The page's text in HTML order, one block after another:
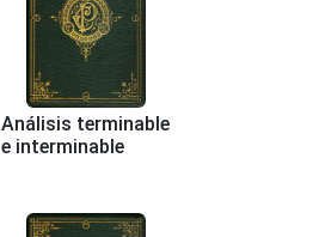
Análisis terminable
e interminable